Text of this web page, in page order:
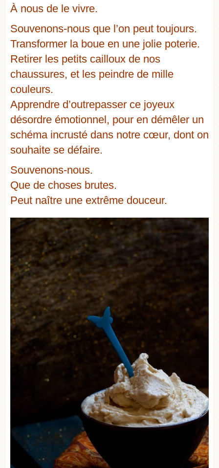
À nous de le vivre.
Souvenons-nous que l’on peut toujours.
Transformer la boue en une jolie poterie.
Retirer les petits cailloux de nos
chaussures, et les peindre de mille
couleurs.
Apprendre d’outrepasser ce joyeux
désordre émotionnel, pour en démêler un
schéma incrusté dans notre cœur, dont on
souhaite se défaire.
Souvenons-nous.
Que de choses brutes.
Peut naître une extrême douceur.